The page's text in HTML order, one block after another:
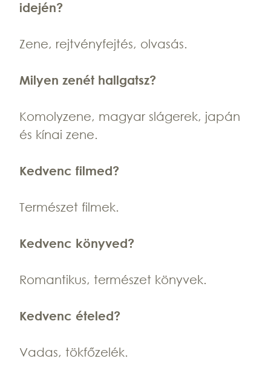
idején?
Zene, rejtvényfejtés, olvasás.
Milyen zenét hallgatsz?
Komolyzene, magyar slágerek, japán
és kínai zene.
Kedvenc filmed?
Természet filmek.
Kedvenc könyved?
Romantikus, természet könyvek.
Kedvenc ételed?
Vadas, tökfőzelék.